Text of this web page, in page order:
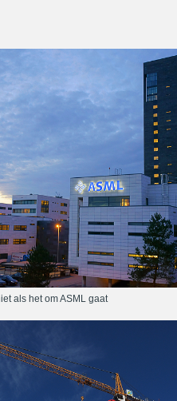
als het om ASML gaat